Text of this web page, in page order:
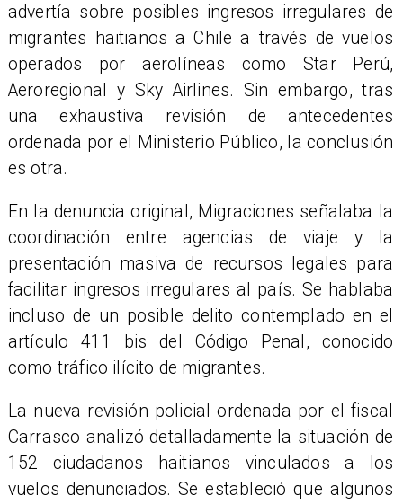
advertía sobre posibles ingresos irregulares de
migrantes haitianos a Chile a través de vuelos
operados por aerolíneas como Star Perú,
Aeroregional y Sky Airlines. Sin embargo, tras
una exhaustiva revisión de antecedentes
ordenada por el Ministerio Público, la conclusión
es otra.
En la denuncia original, Migraciones señalaba la
coordinación entre agencias de viaje y la
presentación masiva de recursos legales para
facilitar ingresos irregulares al país. Se hablaba
incluso de un posible delito contemplado en el
artículo 411 bis del Código Penal, conocido
como tráfico ilícito de migrantes.
La nueva revisión policial ordenada por el fiscal
Carrasco analizó detalladamente la situación de
152 ciudadanos haitianos vinculados a los
vuelos denunciados. Se estableció que algunos